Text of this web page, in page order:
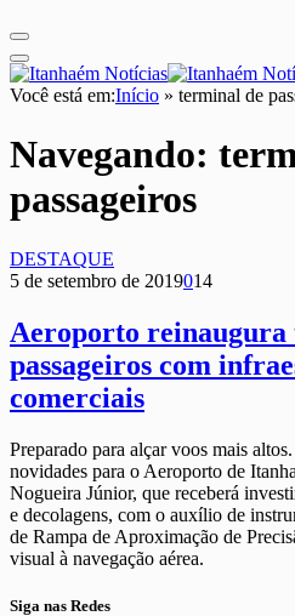
Você está em:Início » terminal de
Navegando:
passageiros
DESTAQUE
5 de setembro de 2019014
Aeroporto reinaugura
passageiros com
comerciais
Preparado para alçar voos mais
novidades para o Aeroporto de
Nogueira Júnior, que receberá
e decolagens, com o auxílio de
de Rampa de Aproximação de
visual à navegação aérea.
Siga nas Redes